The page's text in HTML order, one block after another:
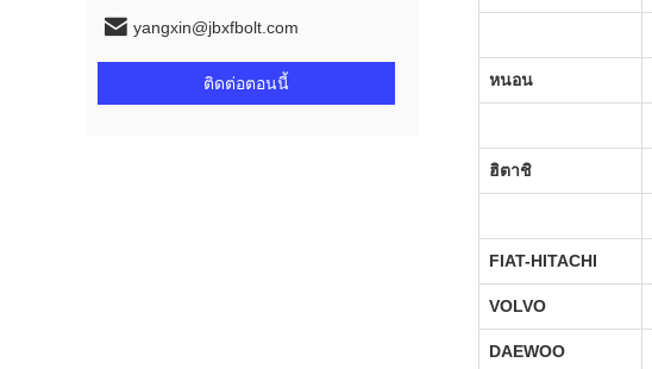
yangxin@jbxfbolt.com
ติดต่อตอนนี้ หนอน
ฮิตาชิ
FIAT-HITACHI
VOLVO
DAEWOO